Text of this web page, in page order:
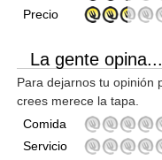
Precio
La gente opina...
Para dejarnos tu opinión
crees merece la tapa.
Comida
Servicio